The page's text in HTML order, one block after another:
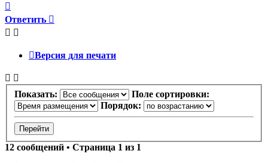
к
началу
Ответить
Версия для печати
Показать:
Поле сортировки:
Порядок:
12 сообщений • Страница 1 из 1